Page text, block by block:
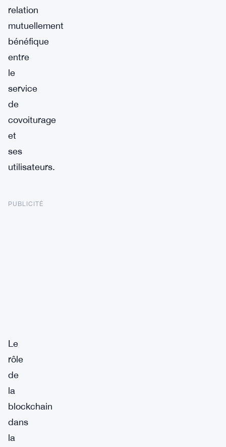
relation
mutuellement
bénéfique
entre
le
service
de
covoiturage
et
ses
utilisateurs.
PUBLICITÉ
Le
rôle
de
la
blockchain
dans
la